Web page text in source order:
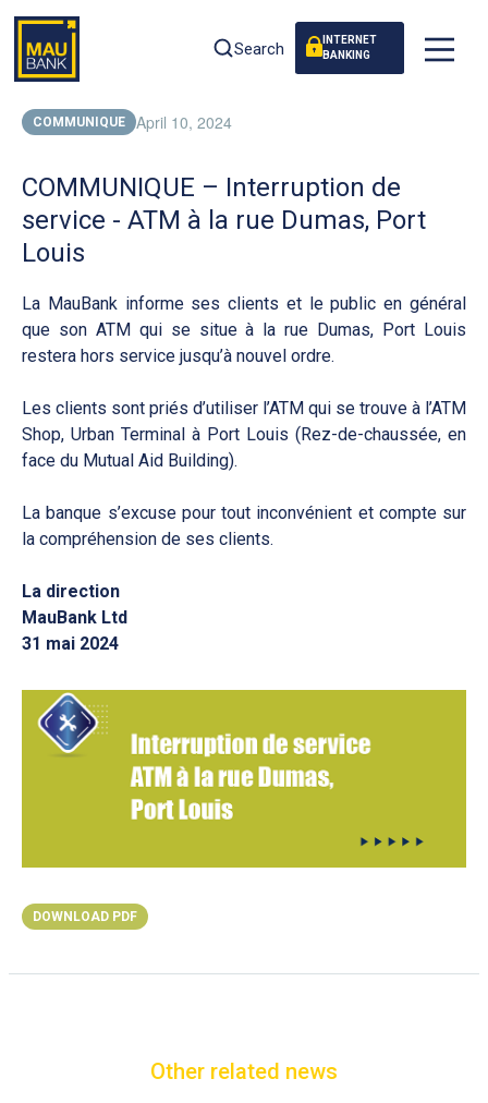
Search
INTERNET
BANKING
DOWNLOAD PDF
COMMUNIQUE April 10, 2024
COMMUNIQUE – Interruption de
service - ATM à la rue Dumas, Port
Louis
La MauBank informe ses clients et le public en général
que son ATM qui se situe à la rue Dumas, Port Louis
restera hors service jusqu’à nouvel ordre.
Les clients sont priés d’utiliser l’ATM qui se trouve à l’ATM
Shop, Urban Terminal à Port Louis (Rez-de-chaussée, en
face du Mutual Aid Building).
La banque s’excuse pour tout inconvénient et compte sur
la compréhension de ses clients.
La direction
MauBank Ltd
31 mai 2024
Other related news